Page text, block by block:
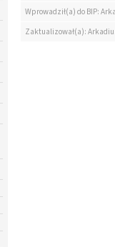
Wprowadził(a) do BIP:
Zaktualizował(a):